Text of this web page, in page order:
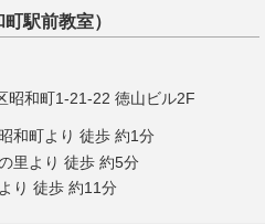
駅前教室）
昭和町1-21-22 徳山ビル2F
和町より 徒歩 約1分
里より 徒歩 約5分
り 徒歩 約11分